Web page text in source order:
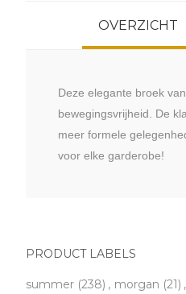
OVERZICHT
Deze elegante broek van
bewegingsvrijheid. De
meer formele
voor elke garderobe!
PRODUCT LABELS
summer (238) , morgan (21) ,